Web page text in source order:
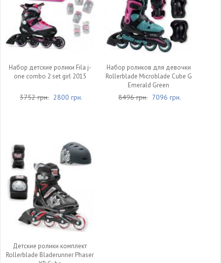
Набор детские ролики Fila j-
one combo 2 set girl 2015
3752 грн. 2800 грн.
Набор роликов для девочки
Rollerblade Microblade Cube G
Emerald Green
8496 грн. 7096 грн.
Детские ролики комплект
Rollerblade Bladerunner Phaser